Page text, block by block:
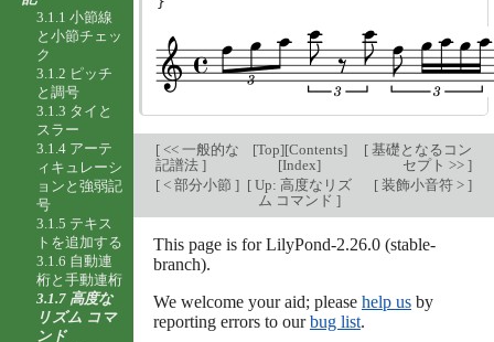
[<< 一般的な
記譜法 ]
[Top][Contents]
[Index]
[基礎となるコン
セプト >> ]
[< 部分小節 ] [ Up: 高度なリズ
ム コマンド]
[装飾小音符 > ]
This page is for LilyPond-2.26.0 (stable-
branch).
We welcome your aid; please help usby
reporting errors to ourbug list.
3.1.1 小節線
と小節チェッ
ク
3.1.2 ピッチ
と調号
3.1.3 タイと
スラー
3.1.4 アーテ
ィキュレーシ
ョンと強弱記
号
3.1.5 テキス
トを追加する
3.1.6 自動連
桁と手動連桁
3.1.7 高度な
リズム コマ
ンド